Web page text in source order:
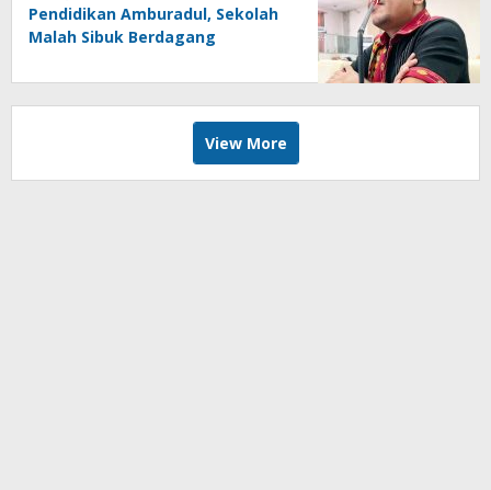
Pendidikan Amburadul, Sekolah
Malah Sibuk Berdagang
View More